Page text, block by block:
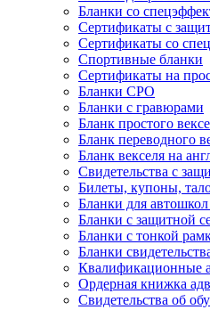
Бланки со
Сертификаты с
Сертификаты со
Спортивные бланки
Cертификаты на
Бланки СРО
Бланки с гравюрами
Бланк простого
Бланк переводного
Бланк векселя на
Свидетельства с
Билеты, купоны,
Бланки для автошкол
Бланки с защитной
Бланки с тонкой
Бланки
Квалификационные
Ордерная книжка
Свидетельства об